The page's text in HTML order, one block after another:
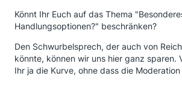
Könnt Ihr Euch auf das Thema
Handlungsoptionen?" beschränken?
Den Schwurbelsprech, der auch von
könnte, können wir uns hier ganz sparen.
Ihr ja die Kurve, ohne dass die